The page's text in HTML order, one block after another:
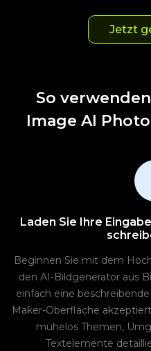
Jetzt
So
Image AI
Laden Sie Ihre
Beginnen Sie mit dem
den AI-Bildgenerator aus
einfach eine
Maker-Oberfläche
mühelos Themen,
Textelemente